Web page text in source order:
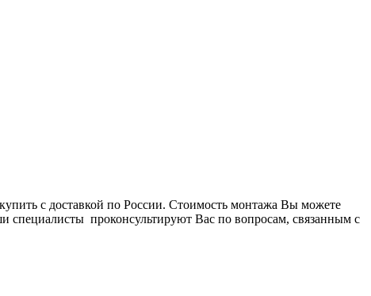
с доставкой по России. Стоимость монтажа Вы можете
проконсультируют Вас по вопросам, связанным с